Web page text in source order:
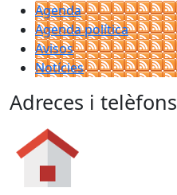
Agenda
Agenda política
Avisos
Notícies
Adreces i telèfons